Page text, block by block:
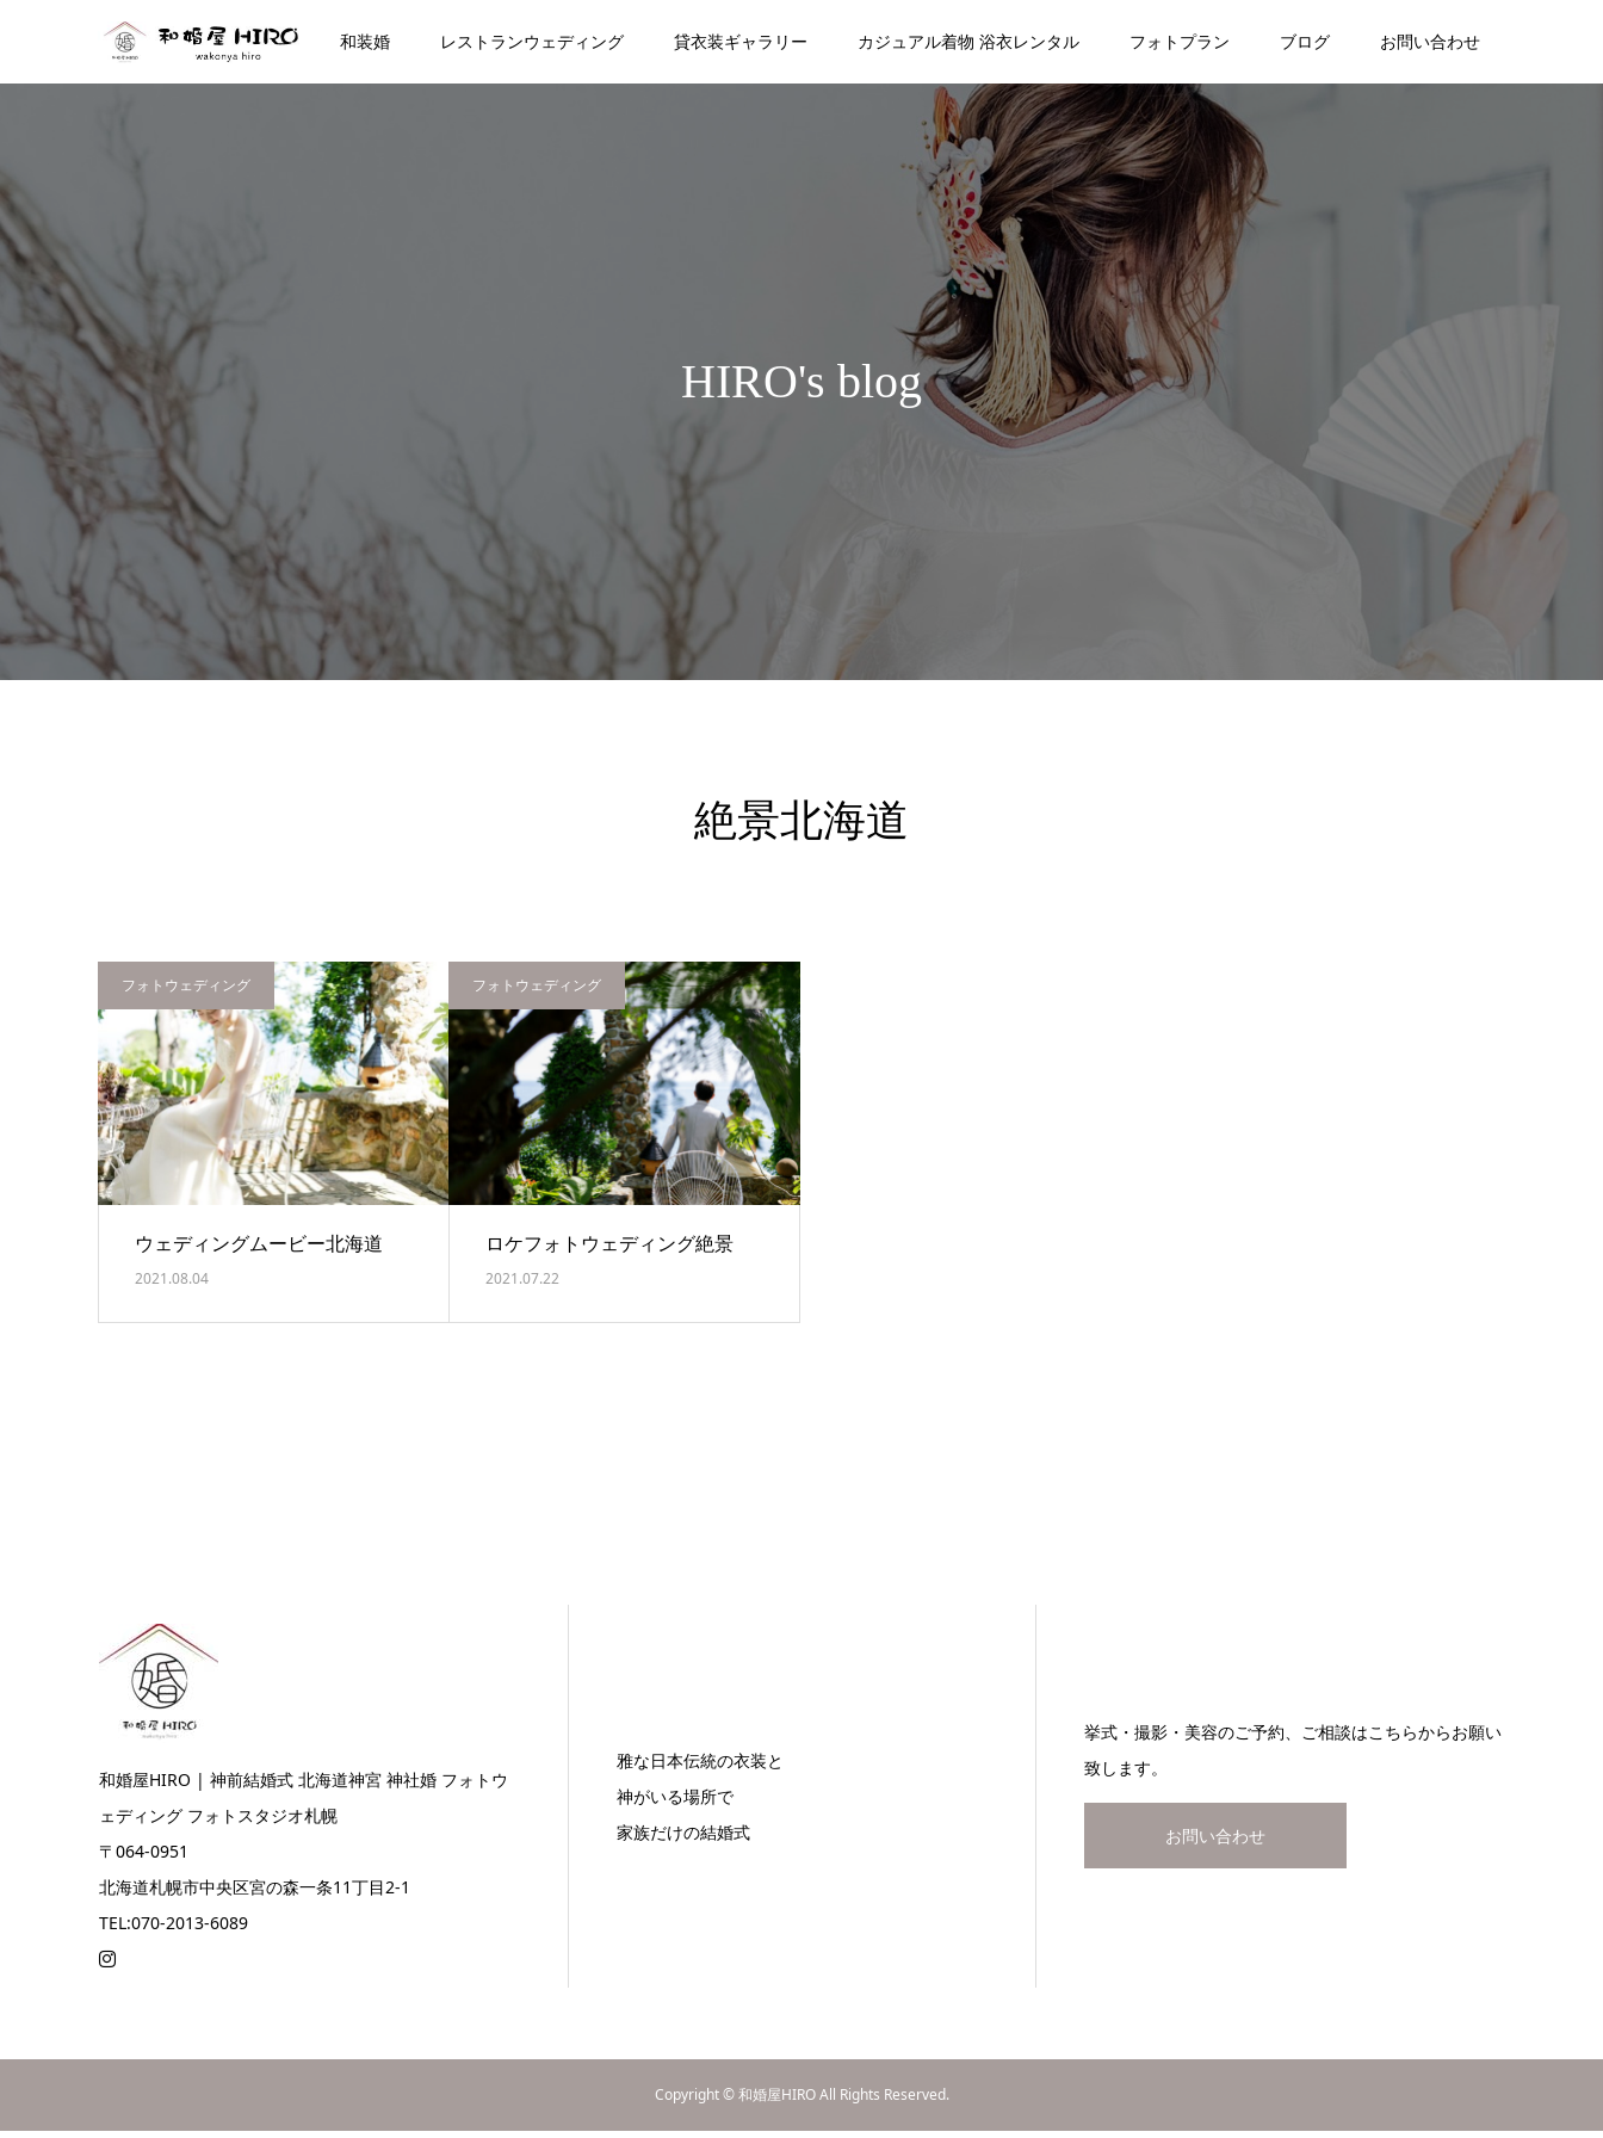
和装婚 レストランウェディング 貸衣装ギャラリー カジュアル着物 浴衣レンタル フォトプラン ブログ お問い合わせ
HIRO's blog
絶景北海道
フォトウェディング
ウェディングムービー北海道
2021.08.04
フォトウェディング
ロケフォトウェディング絶景
2021.07.22
和婚屋HIRO | 神前結婚式 北海道神宮 神社婚 フォトウ
ェディング フォトスタジオ札幌
〒064-0951
北海道札幌市中央区宮の森一条11丁目2-1
TEL:070-2013-6089
雅な日本伝統の衣装と
神がいる場所で
家族だけの結婚式
挙式・撮影・美容のご予約、ご相談はこちらからお願い
致します。
お問い合わせ
Copyright © 和婚屋HIRO All Rights Reserved.